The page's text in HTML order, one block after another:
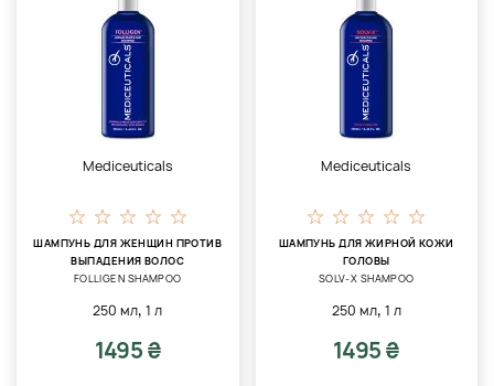
Mediceuticals
ШАМПУНЬ ДЛЯ ЖЕНЩИН ПРОТИВ
ВЫПАДЕНИЯ ВОЛОС
FOLLIGEN SHAMPOO
250 мл,1 л
1495 ₴
Mediceuticals
ШАМПУНЬ ДЛЯ ЖИРНОЙ КОЖИ
ГОЛОВЫ
SOLV-X SHAMPOO
250 мл, 1 л
1495 ₴